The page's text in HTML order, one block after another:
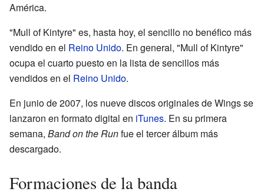
América.
"Mull of Kintyre" es, hasta hoy, el sencillo no benéfico más
vendido en el Reino Unido. En general, "Mull of Kintyre"
ocupa el cuarto puesto en la lista de sencillos más
vendidos en el Reino Unido.
En junio de 2007, los nueve discos originales de Wings se
lanzaron en formato digital en iTunes. En su primera
semana, Band on the Runfue el tercer álbum más
descargado.
Formaciones de la banda